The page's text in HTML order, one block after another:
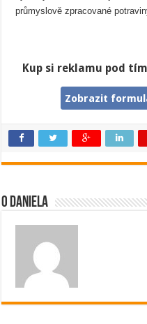
průmyslově zpracované
Kup si reklamu pod
Zobrazit
O Daniela